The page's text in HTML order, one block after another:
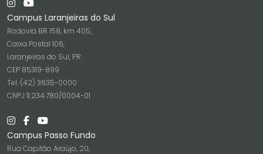
Campus Laranjeiras do Sul
Rodovia BR 158, km 405,
Caixa Postal 106,
Laranjeiras do Sul, PR
CEP 85319-899
Tel. (42) 3635-0000
CNPJ 11.234.780/0004-01
Campus Passo Fundo
Rua Capitão Araújo, 20,